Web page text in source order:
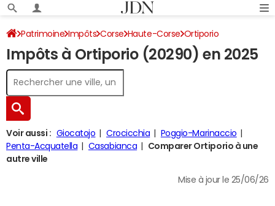
Patrimoine Impôts Corse Haute-Corse Ortiporio
Impôt sur le revenu
Impôts à Ortiporio (20290) en 2025
Voir aussi : Giocatojo Crocicchia
Poggio-Marinaccio
Penta-Acquatella
Casabianca
Comparer Ortiporio à une
autre ville
Mise à jour le 25/06/26